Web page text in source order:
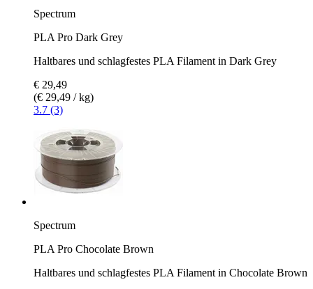
Spectrum
PLA Pro Dark Grey
Haltbares und schlagfestes PLA Filament in Dark Grey
€ 29,49
(€ 29,49 / kg)
3.7 (3)
Spectrum
PLA Pro Chocolate Brown
Haltbares und schlagfestes PLA Filament in Chocolate Brown